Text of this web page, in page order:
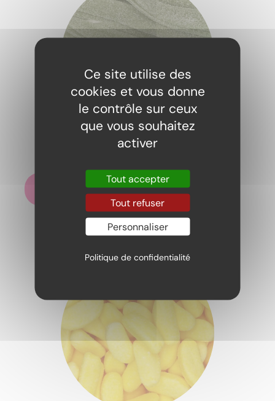
Bandos ceinture pomme 100gr
Ajouter au panier
Ce site utilise des
cookies et vous donne
le contrôle sur ceux
que vous souhaitez
activer
Tout accepter
Tout refuser
Personnaliser
Politique de confidentialité